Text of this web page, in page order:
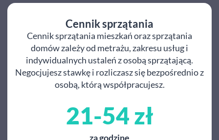
Cennik sprzątania
Cennik sprzątania mieszkań oraz sprzątania
domów zależy od metrażu, zakresu usług i
indywidualnych ustaleń z osobą sprzątającą.
Negocjujesz stawkę i rozliczasz się bezpośrednio z
osobą, którą współpracujesz.
21-54 zł
za godzinę